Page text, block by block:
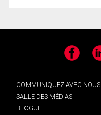
Facebook
COMMUNIQUEZ AVEC NOUS
SALLE DES MÉDIAS
BLOGUE